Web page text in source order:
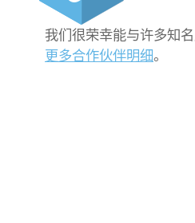
我们很荣幸能与许多知
更多合作伙伴明细。